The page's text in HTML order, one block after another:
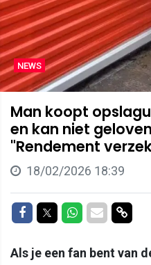
NEWS
Man koopt
en kan niet
"Rendement
18/02/2026 18:39
Delen op Facebook
Delen op Twitter
Delen opDelen via
Als je een fan bent van